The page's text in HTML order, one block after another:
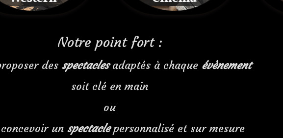
Notre point fort :
des spectaclesadaptés à chaque évènement
soit clé en main
ou
unspectaclepersonnalisé et sur mesure